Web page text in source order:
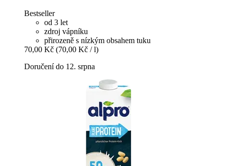
Bestseller
od 3 let
zdroj vápníku
přirozeně s nízkým obsahem tuku
70,00 Kč (70,00 Kč / l)
Doručení do 12. srpna